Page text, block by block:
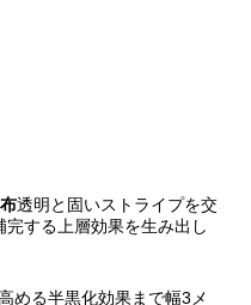
透明と固いストライプを交
する上層効果を生み出し
める半黒化効果まで幅3メ